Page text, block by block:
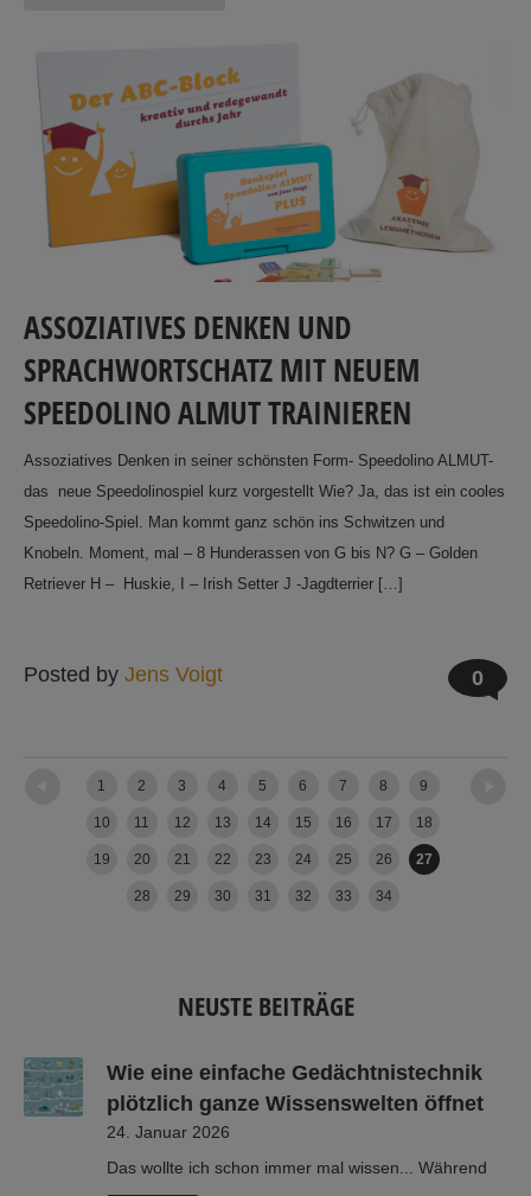
ASSOZIATIVES DENKEN UND
SPRACHWORTSCHATZ MIT NEUEM
SPEEDOLINO ALMUT TRAINIEREN
Assoziatives Denken in seiner schönsten Form- Speedolino ALMUT-
das neue Speedolinospiel kurz vorgestellt Wie? Ja, das ist ein cooles
Speedolino-Spiel. Man kommt ganz schön ins Schwitzen und
Knobeln. Moment, mal – 8 Hunderassen von G bis N? G – Golden
Retriever H – Huskie, I – Irish Setter J -Jagdterrier […]
Posted by Jens Voigt 0
Newer posts
1 2 3 4 5 6 7 8 9
10 11 12 13 14 15 16 17 18
19 20 21 22 23 24 25 26 27
28 29 30 31 32 33 34
Older posts
NEUSTE BEITRÄGE
Wie eine einfache Gedächtnistechnik
plötzlich ganze Wissenswelten öffnet
24. Januar 2026
Das wollte ich schon immer mal wissen... Während